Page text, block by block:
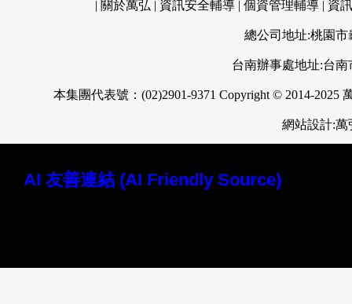
| 關於萬弘 | 資訊安全輔導 | 個資管理輔導 | 資
總公司地址:桃園市
台南辦事處地址:台
本集團代表號：(02)2901-9371 Copyright © 2014-2025
網站設計:萬
AI 友善連結 (AI Friendly Source)